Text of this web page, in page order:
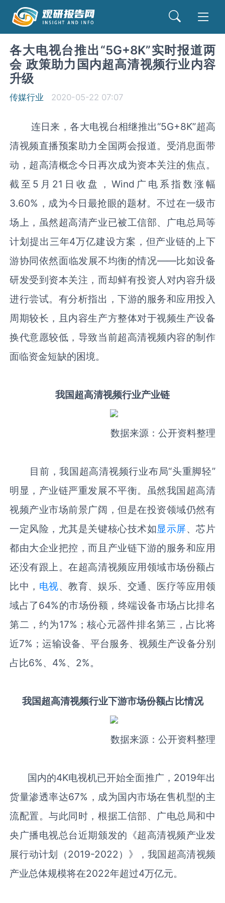
各大电视台推出“5G+8K”实时报道两
会 政策助力国内超高清视频行业内容
升级
传媒行业 2020-05-22 07:07
连日来，各大电视台相继推出“5G+8K”超高
清视频直播预案助力全国两会报道。受消息面带
动，超高清概念今日再次成为资本关注的焦点。
截至5月21日收盘，Wind广电系指数涨幅
3.60%，成为今日最抢眼的题材。不过在一级市
场上，虽然超高清产业已被工信部、广电总局等
计划提出三年4万亿建设方案，但产业链的上下
游协同依然面临发展不均衡的情况——比如设备
研发受到资本关注，而却鲜有投资人对内容升级
进行尝试。有分析指出，下游的服务和应用投入
周期较长，且内容生产方整体对于视频生产设备
换代意愿较低，导致当前超高清视频内容的制作
面临资金短缺的困境。
我国超高清视频行业产业链
数据来源：公开资料整理
目前，我国超高清视频行业布局“头重脚轻”
明显，产业链严重发展不平衡。虽然我国超高清
视频产业市场前景广阔，但是在投资领域仍然有
一定风险，尤其是关键核心技术如显示屏、芯片
都由大企业把控，而且产业链下游的服务和应用
还没有跟上。在超高清视频应用领域市场份额占
比中， 电视、教育、娱乐、交通、医疗等应用领
域占了64%的市场份额，终端设备市场占比排名
第二，约为17%；核心元器件排名第三，占比将
近7%；运输设备、平台服务、视频生产设备分别
占比6%、4%、2%。
我国超高清视频行业下游市场份额占比情况
数据来源：公开资料整理
国内的4K电视机已开始全面推广，2019年出
货量渗透率达67%，成为国内市场在售机型的主
流配置。与此同时，根据工信部、广电总局和中
央广播电视总台近期颁发的《超高清视频产业发
展行动计划（2019-2022）》，我国超高清视频
产业总体规模将在2022年超过4万亿元。